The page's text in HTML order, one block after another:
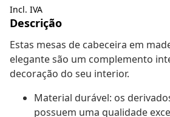
Incl. IVA
Descrição
Estas mesas de cabeceira em
elegante são um complemento
decoração do seu interior.
Material durável: os
possuem uma qualidade